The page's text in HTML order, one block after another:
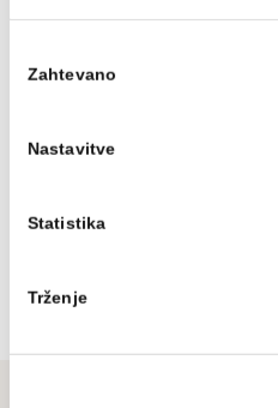
soglasja
Zahtevano
Nastavitve
Statistika
Trženje